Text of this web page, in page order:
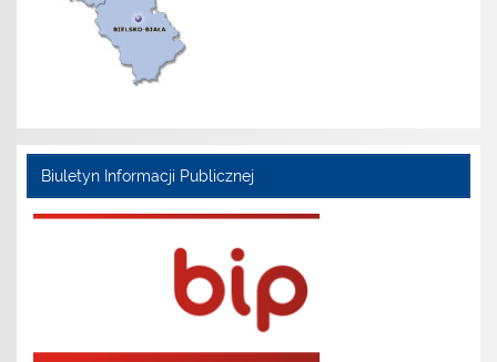
Biuletyn Informacji Publicznej